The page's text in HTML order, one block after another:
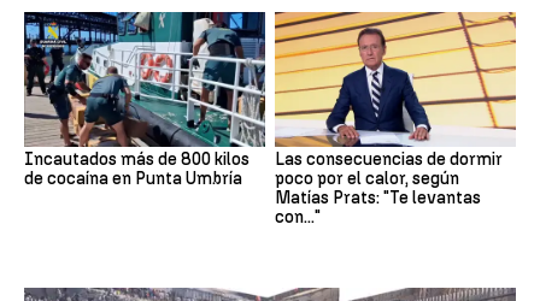
Incautados más de 800 kilos
de cocaína en Punta Umbría
Las consecuencias de dormir
poco por el calor, según
Matías Prats: "Te levantas
con..."